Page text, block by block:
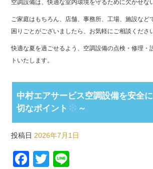
空調設備は、快適な室内環境を守るために欠かせな
ご家庭はもちろん、店舗、事務所、工場、施設など
困りごとがございましたら、お気軽にご相談くださ
快適な夏を過ごせるよう、空調設備の点検・修理・
トいたします。
中村エアサービス空調設備を安全
切なポイント
～
投稿日 2026年7月1日
Facebook
Twitter